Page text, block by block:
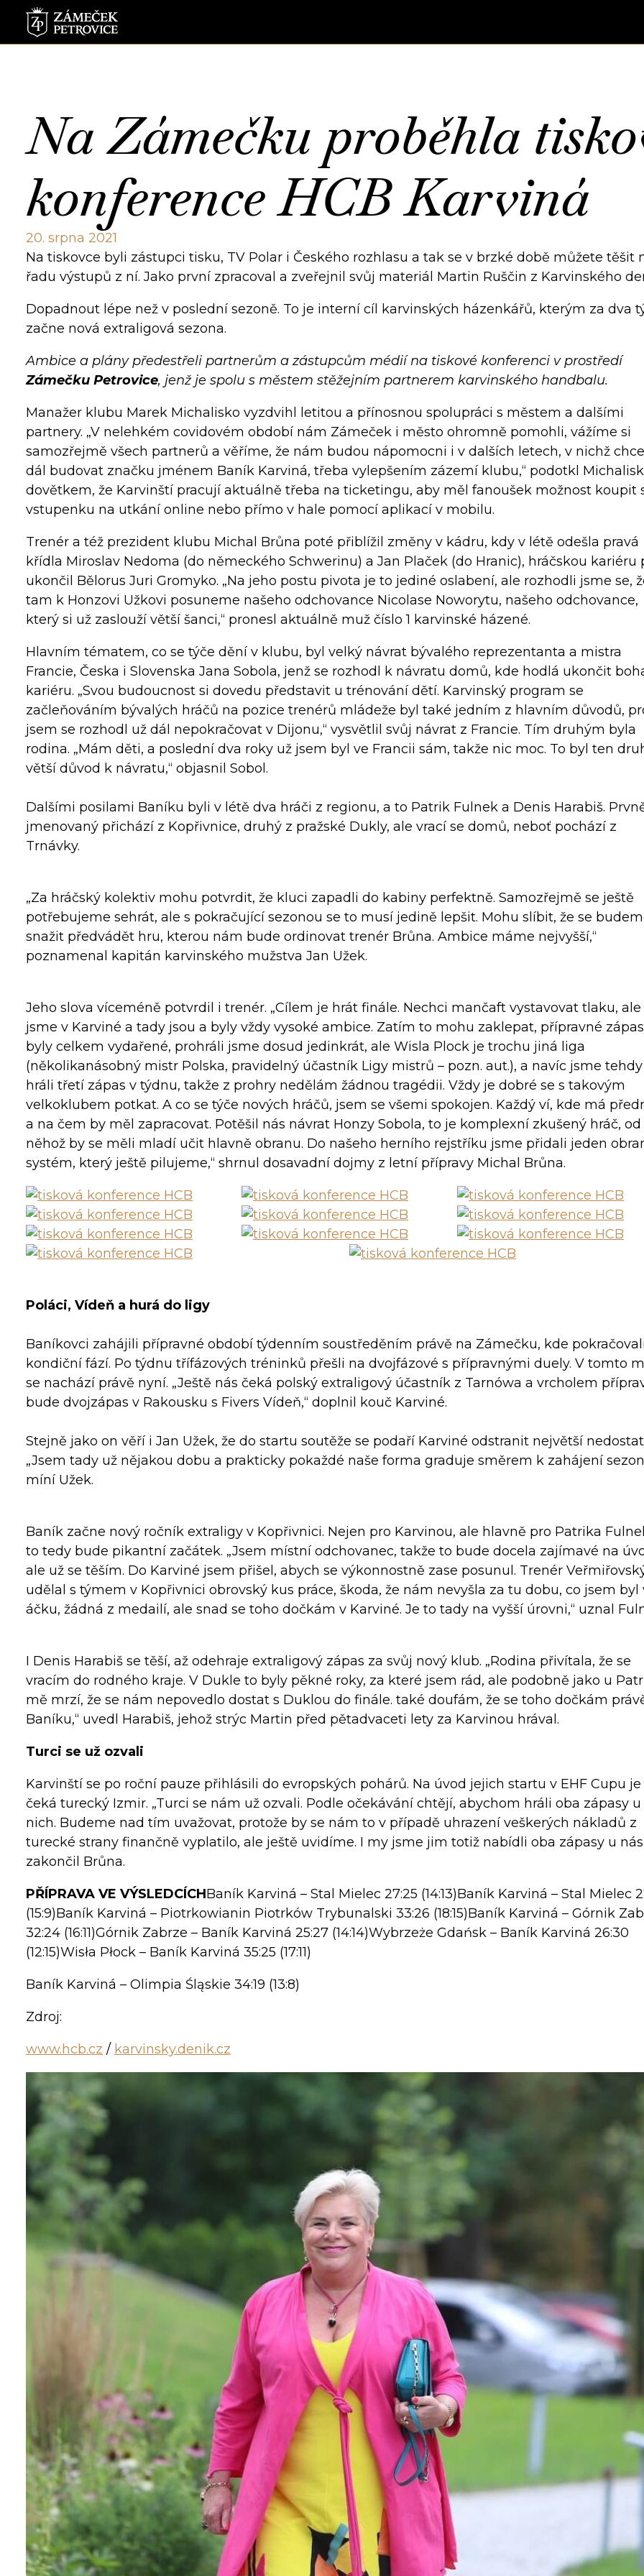
Na Zámečku proběhla
konference HCB Karviná
20. srpna 2021
Na tiskovce byli zástupci tisku, TV Polar i Českého rozhlasu a tak se v brzké době můžete těšit
řadu výstupů z ní. Jako první zpracoval a zveřejnil svůj materiál Martin Ruščin z Karvinského
Dopadnout lépe než v poslední sezoně. To je interní cíl karvinských házenkářů, kterým za dva
začne nová extraligová sezona.
Ambice a plány předestřeli partnerům a zástupcům médií na tiskové konferenci v prostředí
Zámečku Petrovice, jenž je spolu s městem stěžejním partnerem karvinského handbalu.
Manažer klubu Marek Michalisko vyzdvihl letitou a přínosnou spolupráci s městem a dalšími
partnery. „V nelehkém covidovém období nám Zámeček i město ohromně pomohli, vážíme si
samozřejmě všech partnerů a věříme, že nám budou nápomocni i v dalších letech, v nichž
dál budovat značku jménem Baník Karviná, třeba vylepšením zázemí klubu,“ podotkl
dovětkem, že Karvinští pracují aktuálně třeba na ticketingu, aby měl fanoušek možnost koupit
vstupenku na utkání online nebo přímo v hale pomocí aplikací v mobilu.
Trenér a též prezident klubu Michal Brůna poté přiblížil změny v kádru, kdy v létě odešla pravá
křídla Miroslav Nedoma (do německého Schwerinu) a Jan Plaček (do Hranic), hráčskou kariéru
ukončil Bělorus Juri Gromyko. „Na jeho postu pivota je to jediné oslabení, ale rozhodli jsme se,
tam k Honzovi Užkovi posuneme našeho odchovance Nicolase Noworytu, našeho odchovance,
který si už zaslouží větší šanci,“ pronesl aktuálně muž číslo 1 karvinské házené.
Hlavním tématem, co se týče dění v klubu, byl velký návrat bývalého reprezentanta a mistra
Francie, Česka i Slovenska Jana Sobola, jenž se rozhodl k návratu domů, kde hodlá ukončit
kariéru. „Svou budoucnost si dovedu představit u trénování dětí. Karvinský program se
začleňováním bývalých hráčů na pozice trenérů mládeže byl také jedním z hlavním důvodů,
jsem se rozhodl už dál nepokračovat v Dijonu,“ vysvětlil svůj návrat z Francie. Tím druhým byla
rodina. „Mám děti, a poslední dva roky už jsem byl ve Francii sám, takže nic moc. To byl ten
větší důvod k návratu,“ objasnil Sobol.
Dalšími posilami Baníku byli v létě dva hráči z regionu, a to Patrik Fulnek a Denis Harabiš.
jmenovaný přichází z Kopřivnice, druhý z pražské Dukly, ale vrací se domů, neboť pochází z
Trnávky.
„Za hráčský kolektiv mohu potvrdit, že kluci zapadli do kabiny perfektně. Samozřejmě se ještě
potřebujeme sehrát, ale s pokračující sezonou se to musí jedině lepšit. Mohu slíbit, že se
snažit předvádět hru, kterou nám bude ordinovat trenér Brůna. Ambice máme nejvyšší,“
poznamenal kapitán karvinského mužstva Jan Užek.
Jeho slova víceméně potvrdil i trenér. „Cílem je hrát finále. Nechci mančaft vystavovat tlaku, ale
jsme v Karviné a tady jsou a byly vždy vysoké ambice. Zatím to mohu zaklepat, přípravné
byly celkem vydařené, prohráli jsme dosud jedinkrát, ale Wisla Plock je trochu jiná liga
(několikanásobný mistr Polska, pravidelný účastník Ligy mistrů – pozn. aut.), a navíc jsme tehdy
hráli třetí zápas v týdnu, takže z prohry nedělám žádnou tragédii. Vždy je dobré se s takovým
velkoklubem potkat. A co se týče nových hráčů, jsem se všemi spokojen. Každý ví, kde má
a na čem by měl zapracovat. Potěšil nás návrat Honzy Sobola, to je komplexní zkušený hráč, od
něhož by se měli mladí učit hlavně obranu. Do našeho herního rejstříku jsme přidali jeden
systém, který ještě pilujeme,“ shrnul dosavadní dojmy z letní přípravy Michal Brůna.
Poláci, Vídeň a hurá do ligy
Baníkovci zahájili přípravné období týdenním soustředěním právě na Zámečku, kde pokračovali
kondiční fází. Po týdnu třífázových tréninků přešli na dvojfázové s přípravnými duely. V tomto
se nachází právě nyní. „Ještě nás čeká polský extraligový účastník z Tarnówa a vrcholem
bude dvojzápas v Rakousku s Fivers Vídeň,“ doplnil kouč Karviné.
Stejně jako on věří i Jan Užek, že do startu soutěže se podaří Karviné odstranit největší
„Jsem tady už nějakou dobu a prakticky pokaždé naše forma graduje směrem k zahájení
míní Užek.
Baník začne nový ročník extraligy v Kopřivnici. Nejen pro Karvinou, ale hlavně pro Patrika
to tedy bude pikantní začátek. „Jsem místní odchovanec, takže to bude docela zajímavé na
ale už se těším. Do Karviné jsem přišel, abych se výkonnostně zase posunul. Trenér
udělal s týmem v Kopřivnici obrovský kus práce, škoda, že nám nevyšla za tu dobu, co jsem byl
áčku, žádná z medailí, ale snad se toho dočkám v Karviné. Je to tady na vyšší úrovni,“ uznal
I Denis Harabiš se těší, až odehraje extraligový zápas za svůj nový klub. „Rodina přivítala, že se
vracím do rodného kraje. V Dukle to byly pěkné roky, za které jsem rád, ale podobně jako u
mě mrzí, že se nám nepovedlo dostat s Duklou do finále. také doufám, že se toho dočkám
Baníku,“ uvedl Harabiš, jehož strýc Martin před pětadvaceti lety za Karvinou hrával.
Turci se už ozvali
Karvinští se po roční pauze přihlásili do evropských pohárů. Na úvod jejich startu v EHF Cupu je
čeká turecký Izmir. „Turci se nám už ozvali. Podle očekávání chtějí, abychom hráli oba zápasy u
nich. Budeme nad tím uvažovat, protože by se nám to v případě uhrazení veškerých nákladů z
turecké strany finančně vyplatilo, ale ještě uvidíme. I my jsme jim totiž nabídli oba zápasy u
zakončil Brůna.
PŘÍPRAVA VE VÝSLEDCÍCHBaník Karviná – Stal Mielec 27:25 (14:13)Baník Karviná – Stal Mielec
(15:9)Baník Karviná – Piotrkowianin Piotrków Trybunalski 33:26 (18:15)Baník Karviná – Górnik
32:24 (16:11)Górnik Zabrze – Baník Karviná 25:27 (14:14)Wybrzeże Gdańsk – Baník Karviná 26:30
(12:15)Wisła Płock – Baník Karviná 35:25 (17:11)
Baník Karviná – Olimpia Śląskie 34:19 (13:8)
Zdroj:
www.hcb.cz / karvinsky.denik.cz